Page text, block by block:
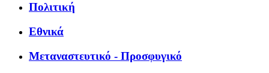
Πολιτική
Εθνικά
Μεταναστευτικό - Προσφυγικό